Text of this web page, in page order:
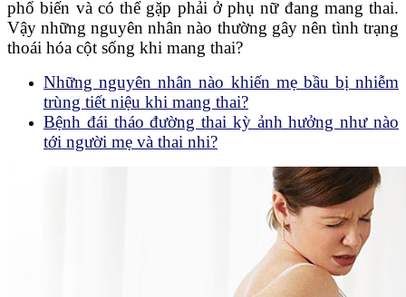
phổ biến và có thể gặp phải ở phụ nữ đang mang thai.
Vậy những nguyên nhân nào thường gây nên tình trạng
thoái hóa cột sống khi mang thai?
Những nguyên nhân nào khiến mẹ bầu bị nhiễm
trùng tiết niệu khi mang thai?
Bệnh đái tháo đường thai kỳ ảnh hưởng như nào
tới người mẹ và thai nhi?